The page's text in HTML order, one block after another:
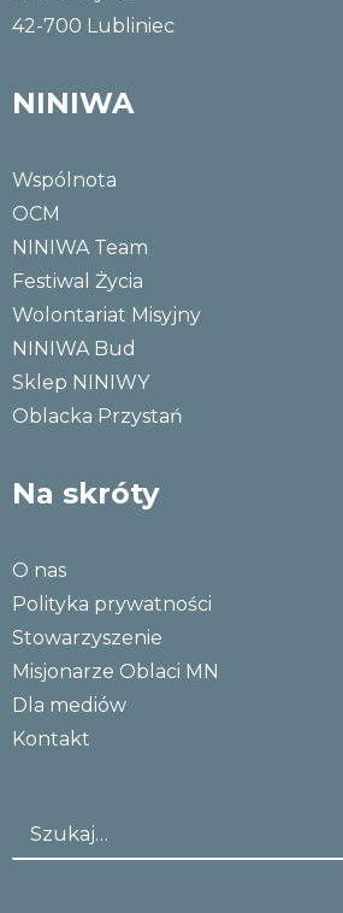
42-700 Lubliniec
NINIWA
Wspólnota
OCM
NINIWA Team
Festiwal Życia
Wolontariat Misyjny
NINIWA Bud
Sklep NINIWY
Oblacka Przystań
Na skróty
O nas
Polityka prywatności
Stowarzyszenie
Misjonarze Oblaci MN
Dla mediów
Kontakt